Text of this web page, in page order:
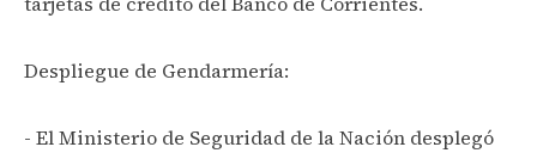
Despliegue de Gendarmería:
- El Ministerio de Seguridad de la Nación desplegó